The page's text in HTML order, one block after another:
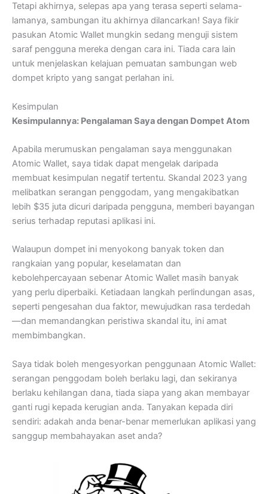
Tetapi akhirnya, selepas apa yang terasa seperti selama-
lamanya, sambungan itu akhirnya dilancarkan! Saya fikir
pasukan Atomic Wallet mungkin sedang menguji sistem
saraf pengguna mereka dengan cara ini. Tiada cara lain
untuk menjelaskan kelajuan pemuatan sambungan web
dompet kripto yang sangat perlahan ini.
Kesimpulan
Kesimpulannya: Pengalaman Saya dengan Dompet Atom
Apabila merumuskan pengalaman saya menggunakan
Atomic Wallet, saya tidak dapat mengelak daripada
membuat kesimpulan negatif tertentu. Skandal 2023 yang
melibatkan serangan penggodam, yang mengakibatkan
lebih $35 juta dicuri daripada pengguna, memberi bayangan
serius terhadap reputasi aplikasi ini.
Walaupun dompet ini menyokong banyak token dan
rangkaian yang popular, keselamatan dan
kebolehpercayaan sebenar Atomic Wallet masih banyak
yang perlu diperbaiki. Ketiadaan langkah perlindungan asas,
seperti pengesahan dua faktor, mewujudkan rasa terdedah
—dan memandangkan peristiwa skandal itu, ini amat
membimbangkan.
Saya tidak boleh mengesyorkan penggunaan Atomic Wallet:
serangan penggodam boleh berlaku lagi, dan sekiranya
berlaku kehilangan dana, tiada siapa yang akan membayar
ganti rugi kepada kerugian anda. Tanyakan kepada diri
sendiri: adakah anda benar-benar memerlukan aplikasi yang
sanggup membahayakan aset anda?